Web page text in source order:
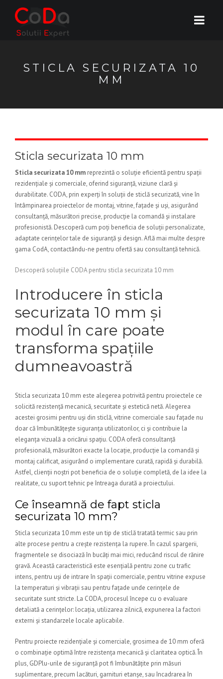
STICLA SECURIZATA 10
MM
Sticla securizata 10 mm
Sticla securizata 10 mm reprezintă o soluție eficientă pentru spații
rezidențiale și comerciale, oferind siguranță, viziune clară și
durabilitate. CODA, prin experți în soluții de sticlă securizată, vine în
întâmpinarea proiectelor de montaj, vitrine, fațade și uși, asigurând
consultanță, măsurători precise, producție la comandă și instalare
profesionistă. Descoperă cum poți beneficia de soluții personalizate,
adaptate cerințelor tale de siguranță și design. Află mai multe despre
gama CodA, contactându-ne pentru ofertă sau consultanță tehnică.
Descoperă soluțiile CODA pentru sticla securizata 10 mm
Introducere în sticla
securizata 10 mm și
modul în care poate
transforma spațiile
dumneavoastră
Sticla securizata 10 mm este alegerea potrivită pentru proiectele ce
solicită rezistență mecanică, securitate și estetică netă. Alegerea
acestei grosimi pentru uși din sticlă, vitrine comerciale sau fațade nu
doar că îmbunătățește siguranța utilizatorilor, ci și contribuie la
eleganța vizuală a oricărui spațiu. CODA oferă consultanță
profesională, măsurători exacte la locație, producție la comandă și
montaj calificat, asigurând o implementare curată, rapidă și durabilă.
Astfel, clienții noștri pot beneficia de o soluție completă, de la idee la
realitate, cu suport tehnic pe întreaga durată a proiectului.
Ce înseamnă de fapt sticla
securizata 10 mm?
Sticla securizata 10 mm este un tip de sticlă tratată termic sau prin
alte procese pentru a crește rezistența la rupere. În cazul spargerii,
fragmentele se disociază în bucăți mai mici, reducând riscul de rănire
gravă. Această caracteristică este esențială pentru zone cu trafic
intens, pentru uși de intrare în spații comerciale, pentru vitrine expuse
la temperaturi și vibrații sau pentru fațade unde cerințele de
securitate sunt stricte. La CODA, procesul începe cu o evaluare
detaliată a cerințelor: locația, utilizarea zilnică, expunerea la factori
externi și standarzele locale aplicabile.
Pentru proiecte rezidențiale și comerciale, grosimea de 10 mm oferă
o combinație optimă între rezistența mecanică și claritatea optică. În
plus, GDPlu-urile de siguranță pot fi îmbunătățite prin măsuri
suplimentare, precum lacături, garnituri etanșe, sau încadrarea în